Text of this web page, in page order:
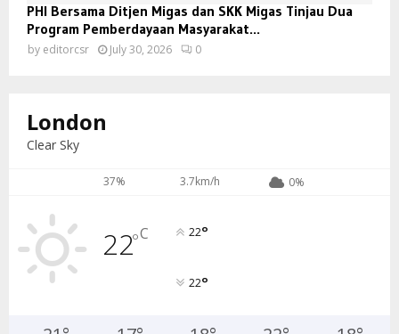
PHI Bersama Ditjen Migas dan SKK Migas Tinjau Dua
Program Pemberdayaan Masyarakat...
by editorcsr July 30, 2026 0
London
Clear Sky
37% 3.7km/h 0%
22°C 22°
22°